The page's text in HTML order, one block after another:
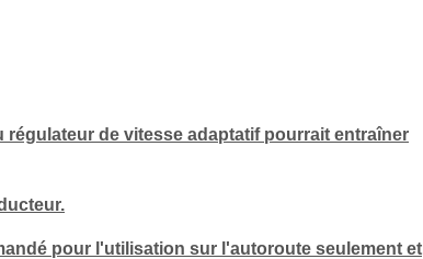
de vitesse adaptatif pourrait entraîner
pour l'utilisation sur l'autoroute seulement et